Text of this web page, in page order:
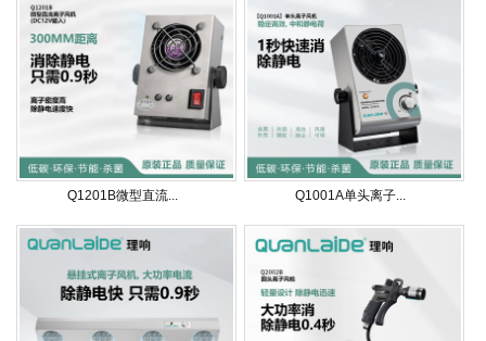
Q1201B微型直流... Q1001A单头离子...